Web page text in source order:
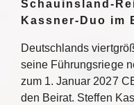
Schauinsland-
Kassner-Duo im
Deutschlands
seine Führungsriege
zum 1. Januar 2027
den Beirat. Steffen